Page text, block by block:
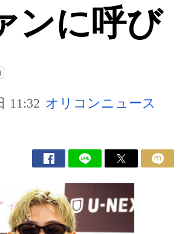
ンに呼び
11:32 オリコンニュース